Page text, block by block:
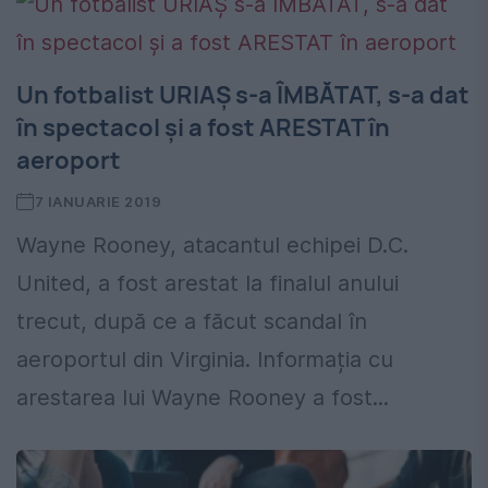
Un fotbalist URIAȘ s-a ÎMBĂTAT, s-a dat
în spectacol și a fost ARESTAT în
aeroport
7 IANUARIE 2019
Wayne Rooney, atacantul echipei D.C.
United, a fost arestat la finalul anului
trecut, după ce a făcut scandal în
aeroportul din Virginia. Informația cu
arestarea lui Wayne Rooney a fost...